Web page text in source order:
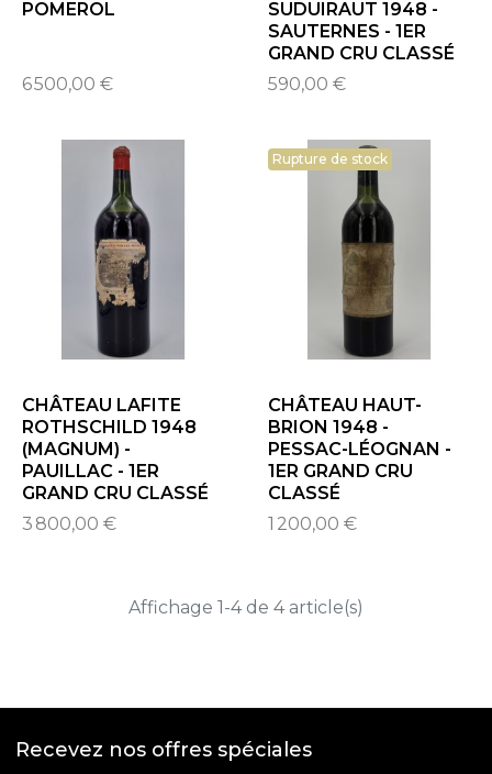
POMEROL
6 500,00 €
SUDUIRAUT 1948 -
SAUTERNES - 1ER
GRAND CRU CLASSÉ
590,00 €
CHÂTEAU LAFITE
ROTHSCHILD 1948
(MAGNUM) -
PAUILLAC - 1ER
GRAND CRU CLASSÉ
3 800,00 €
Rupture de stock
CHÂTEAU HAUT-
BRION 1948 -
PESSAC-LÉOGNAN -
1ER GRAND CRU
CLASSÉ
1 200,00 €
Affichage 1-4 de 4 article(s)
Recevez nos offres spéciales